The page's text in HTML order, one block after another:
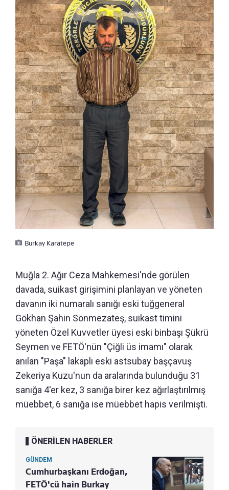
Burkay Karatepe
Muğla 2. Ağır Ceza Mahkemesi'nde görülen
davada, suikast girişimini planlayan ve yöneten
davanın iki numaralı sanığı eski tuğgeneral
Gökhan Şahin Sönmezateş, suikast timini
yöneten Özel Kuvvetler üyesi eski binbaşı Şükrü
Seymen ve FETÖ'nün "Çiğli üs imamı" olarak
anılan "Paşa" lakaplı eski astsubay başçavuş
Zekeriya Kuzu'nun da aralarında bulunduğu 31
sanığa 4'er kez, 3 sanığa birer kez ağırlaştırılmış
müebbet, 6 sanığa ise müebbet hapis verilmişti.
ÖNERİLEN HABERLER
GÜNDEM
Cumhurbaşkanı Erdoğan,
FETÖ'cü hain Burkay